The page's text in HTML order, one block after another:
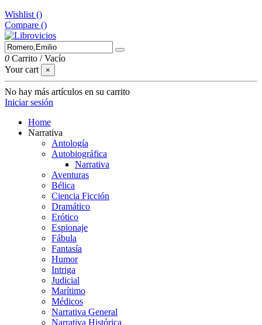
Wishlist ()
Compare ()
0 Carrito /Vacío
Your cart
×
No hay más artículos en su carrito
Iniciar sesión
Home
Narrativa
Antología
Autobiográfica
Narrativa
Aventuras
Bélica
Ciencia Ficción
Dramático
Erótico
Espionaje
Fábula
Fantasía
Humor
Intriga
Judicial
Marítimo
Médicos
Narrativa General
Narrativa Histórica